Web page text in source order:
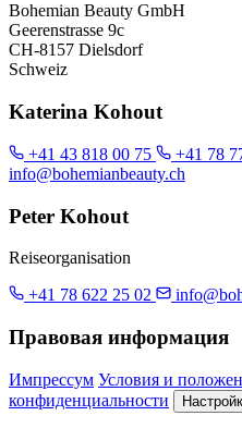
Bohemian Beauty GmbH
Geerenstrasse 9c
CH-8157 Dielsdorf
Schweiz
Katerina Kohout
+41 43 818 00 75
+41 78
info@bohemianbeauty.ch
Peter Kohout
Reiseorganisation
+41 78 622 25 02
Правовая информация
Импрессум Условия и
конфиденциальности